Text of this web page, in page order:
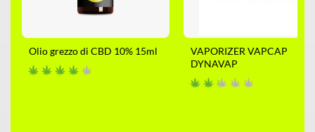
Olio grezzo di CBD 10% 15ml
VAPORIZER VAPCAP
DYNAVAP